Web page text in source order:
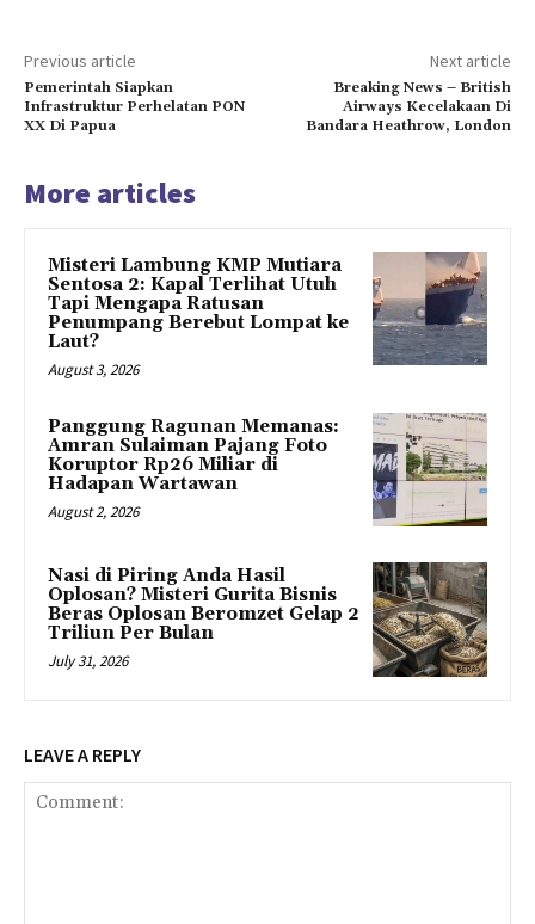
Previous article
Pemerintah Siapkan
Infrastruktur Perhelatan PON
XX Di Papua
Next article
Breaking News – British
Airways Kecelakaan Di
Bandara Heathrow, London
More articles
Misteri Lambung KMP Mutiara
Sentosa 2: Kapal Terlihat Utuh
Tapi Mengapa Ratusan
Penumpang Berebut Lompat ke
Laut?
August 3, 2026
Panggung Ragunan Memanas:
Amran Sulaiman Pajang Foto
Koruptor Rp26 Miliar di
Hadapan Wartawan
August 2, 2026
Nasi di Piring Anda Hasil
Oplosan? Misteri Gurita Bisnis
Beras Oplosan Beromzet Gelap 2
Triliun Per Bulan
July 31, 2026
LEAVE A REPLY